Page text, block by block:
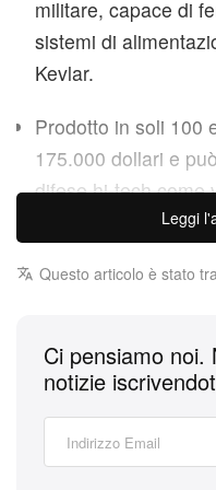
militare, capace di
sistemi di
Kevlar.
Prodotto in soli 100
175.000 dollari e
difese hi-tech come
cortine fumogene e
lusso, la californiana
Non è il solito SUV,
pensato per
Leggi
Questo articolo è stato
Ci pensiamo
notizie